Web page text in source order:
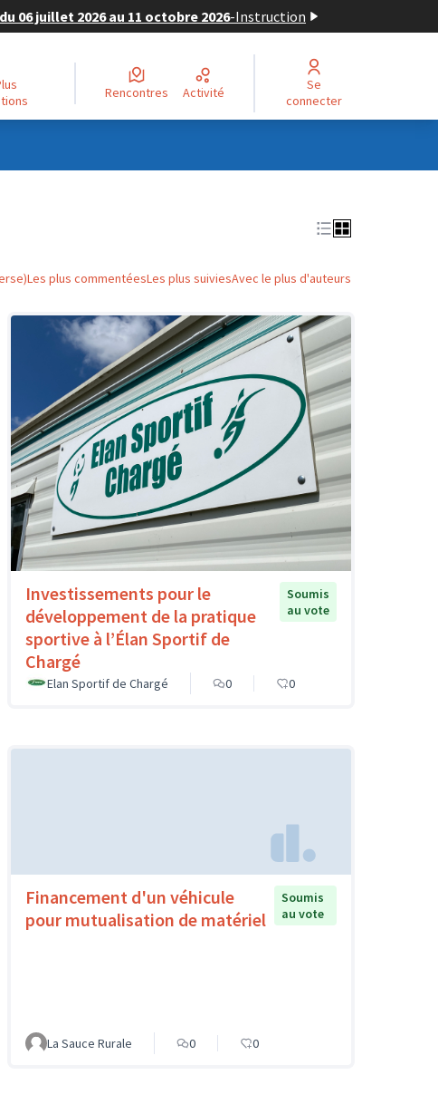
06 juillet 2026 au 11 octobre 2026-Instruction
Rencontres Activité
Se
connecter
Les plus commentéesLes plus suiviesAvec le plus d'auteurs
Investissements pour le
développement de la pratique
sportive à l’Élan Sportif de
Chargé
Soumis
au vote
Elan Sportif de Chargé 0 0
Financement d'un véhicule
pour mutualisation de matériel
Soumis
au vote
La Sauce Rurale 0 0